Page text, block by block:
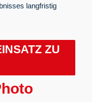
langfristig
ZU